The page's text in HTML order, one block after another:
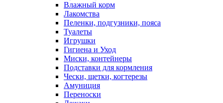
Влажный корм
Лакомства
Пеленки, подгузники, пояса
Туалеты
Игрушки
Гигиена и Уход
Миски, контейнеры
Подставки для кормления
Чески, щетки, когтерезы
Амуниция
Переноски